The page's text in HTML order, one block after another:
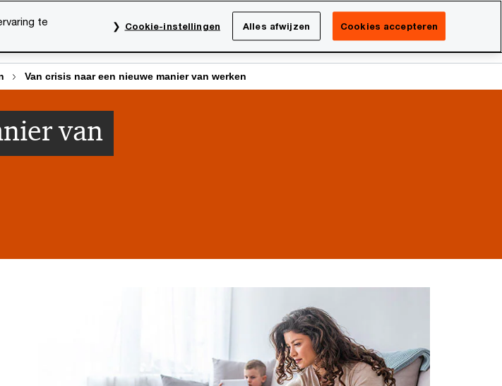
Carrière
Netherlands
Search
Van crisis naar een nieuwe manier van werken
van
te
Cookie-instellingen Alles afwijzen Cookies accepteren